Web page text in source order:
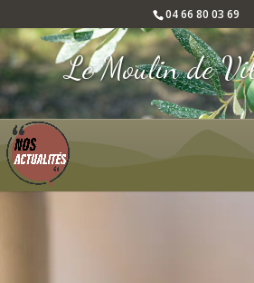
04 66 80 03 69
Le Moulin de